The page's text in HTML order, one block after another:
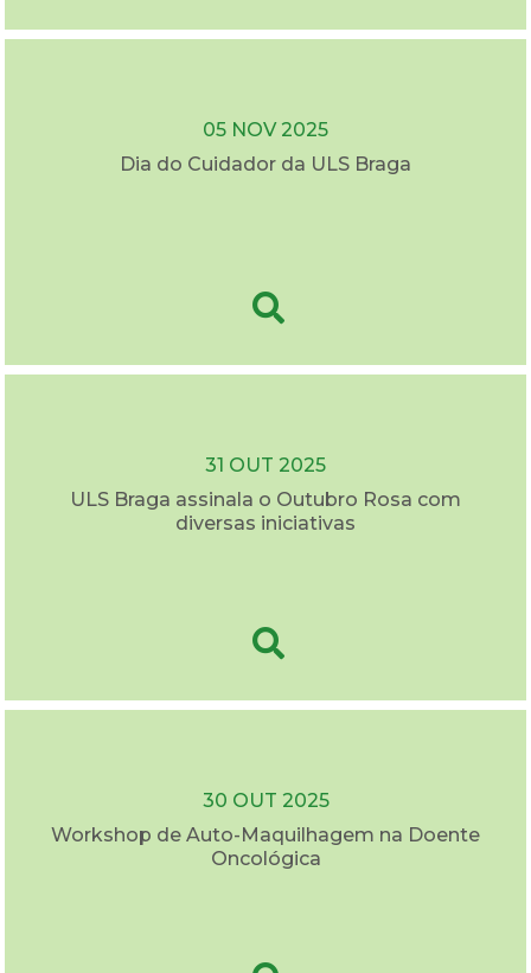
05 NOV 2025
Dia do Cuidador da ULS Braga
31 OUT 2025
ULS Braga assinala o Outubro Rosa com
diversas iniciativas
30 OUT 2025
Workshop de Auto-Maquilhagem na Doente
Oncológica